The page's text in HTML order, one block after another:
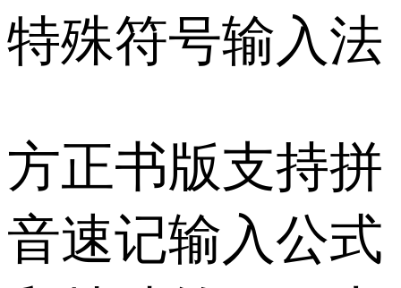
特殊符号输入法
方正书版支持拼
音速记输入公式